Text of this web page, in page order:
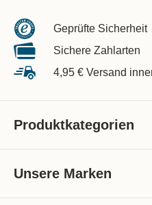
Geprüfte Sicherheit
Sichere Zahlarten
4,95 € Versand
Produktkategorien
Unsere Marken